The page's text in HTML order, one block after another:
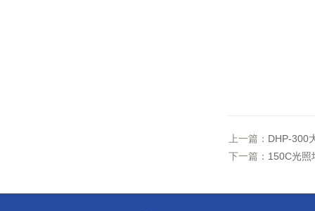
上一篇： DHP-300
下一篇： 150C光照